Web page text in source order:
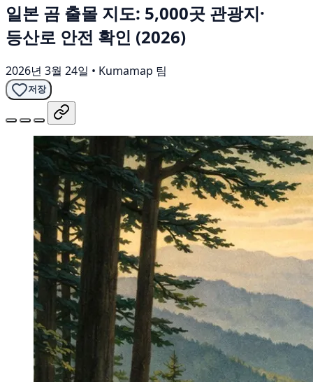
일본 곰 출몰 지도: 5,000곳 관광지·
등산로 안전 확인 (2026)
2026년 3월 24일 • Kumamap 팀
저장